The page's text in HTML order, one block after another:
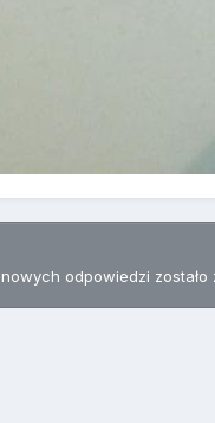
odpowiedzi zostało